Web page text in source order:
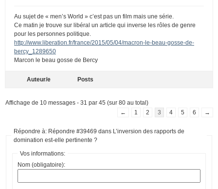
Au sujet de « men’s World » c’est pas un film mais une série.
Ce matin je trouve sur libéral un article qui inverse les rôles de genre
pour les personnes politique.
http://www.liberation.fr/france/2015/05/04/macron-le-beau-gosse-de-
bercy_1289650
Marcon le beau gosse de Bercy
Auteur/e Posts
Affichage de 10 messages - 31 par 45 (sur 80 au total)
←
1 2 3 4 5 6 →
Répondre à: Répondre #39469 dans L’inversion des rapports de
domination est-elle pertinente ?
Vos informations:
Nom (obligatoire):